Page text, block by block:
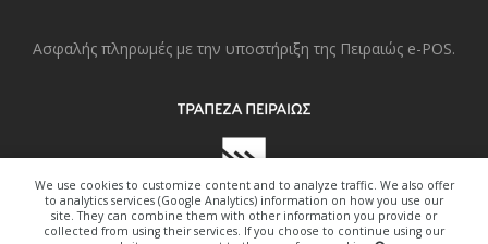
We use cookies to customize content and to analyze traffic. We also offer
to analytics services (Google Analytics) information on how you use our
site. They can combine them with other information you provide or
collected from using their services. If you choose to continue using our
Ασφαλής πληρωμές με την υποστήριξη της Πειραιώς e-POS.